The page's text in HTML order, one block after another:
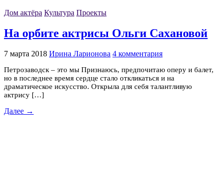
Дом актёра Культура Проекты
На орбите актрисы Ольги Сахановой
7 марта 2018 Ирина Ларионова 4 комментария
Петрозаводск – это мы Признаюсь, предпочитаю оперу и балет,
но в последнее время сердце стало откликаться и на
драматическое искусство. Открыла для себя талантливую
актрису […]
Далее →